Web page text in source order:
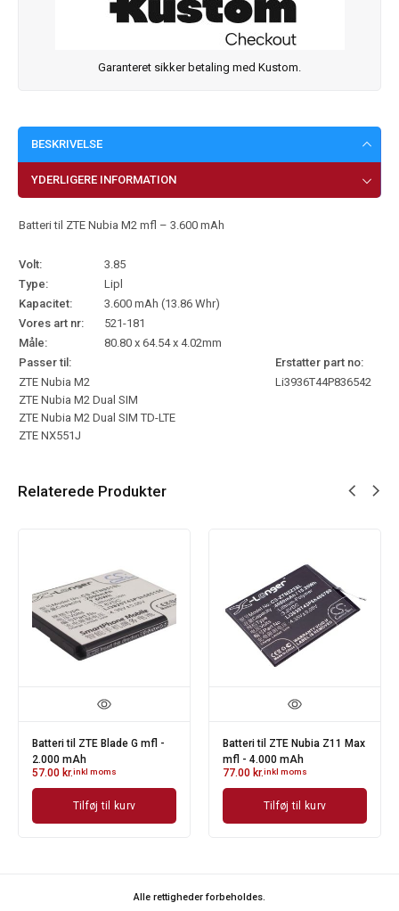
Garanteret sikker betaling med Kustom.
BESKRIVELSE
YDERLIGERE INFORMATION
Batteri til ZTE Nubia M2 mfl – 3.600 mAh
Volt:
3.85
Type:
Lipl
Kapacitet:
3.600 mAh (13.86 Whr)
Vores art nr:
521-181
Måle:
80.80 x 64.54 x 4.02mm
Passer til:
Erstatter part no:
ZTE Nubia M2
ZTE Nubia M2 Dual SIM
ZTE Nubia M2 Dual SIM TD-LTE
ZTE NX551J
Li3936T44P836542
Relaterede Produkter
Batteri til ZTE Blade G mfl -
2.000 mAh
57.00 kr.inkl moms
Tilføj til kurv
Batteri til ZTE Nubia Z11 Max
mfl - 4.000 mAh
77.00 kr.inkl moms
Tilføj til kurv
Alle rettigheder forbeholdes.